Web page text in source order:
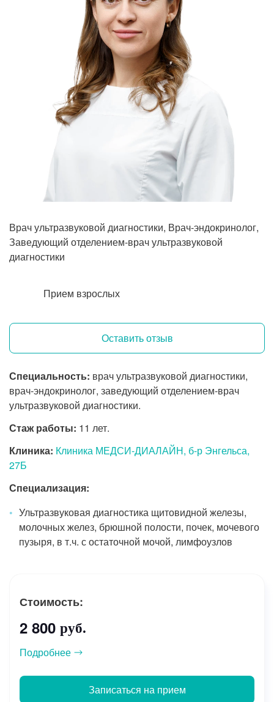
Прием кардиолога
Врач ультразвуковой диагностики, Врач-эндокринолог,
Заведующий отделением-врач ультразвуковой
диагностики
Прием взрослых
Оставить отзыв
Специальность: врач ультразвуковой диагностики,
врач-эндокринолог, заведующий отделением-врач
ультразвуковой диагностики.
Стаж работы: 11 лет.
Клиника: Клиника МЕДСИ-ДИАЛАЙН, б-р Энгельса,
27Б
Специализация:
Ультразвуковая диагностика щитовидной железы,
молочных желез, брюшной полости, почек, мочевого
пузыря, в т.ч. с остаточной мочой, лимфоузлов
Стоимость:
2 800 руб.
Подробнее
Записаться на прием